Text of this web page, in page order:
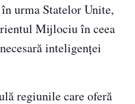
urma Statelor Unite,
Mijlociu în ceea
inteligenței
regiunile care oferă